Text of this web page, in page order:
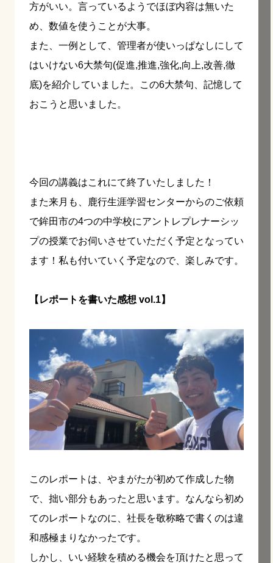
方がいい。言っているようでほぼ内容は無いた
め、数値を使うことが大事。
また、一例として、管理者が使いっぱなしにして
はいけない6大禁句(促進,推進,強化,向上,改善,徹
底)を紹介していました。この6大禁句、記憶して
おこうと思いました。
今回の講義はこれにて終了いたしました！
また来月も、鹿行生涯学習センターからのご依頼
で鉾田市の4つの中学校にアントレプレナーシッ
プの授業でお伺いさせていただく予定となってい
ます！ 私も付いていく予定なので、楽しみです。
【レポートを書いた感想 vol.1】
このレポートは、やまがたが初めて作成した物
で、拙い部分もあったと思います。なんなら初め
てのレポートなのに、社長を敬称略で書くのは違
和感極まりなかったです。
しかし、いい経験を積める機会を頂けたと思って